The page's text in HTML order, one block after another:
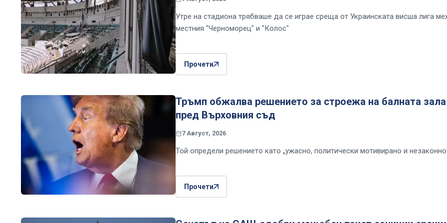
Утре на стадиона трябваше да се играе среща от Украинската висша лига
местния "Черноморец" и "Колос"
Прочети
Тръмп обжалва решението за строежа на балната зала
пред Върховния съд
7 Август, 2026
Той определи решението като „ужасно, политически мотивирано и
Прочети